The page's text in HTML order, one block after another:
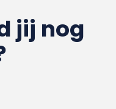
jij nog